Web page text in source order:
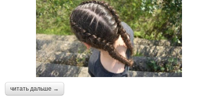
читать дальше →